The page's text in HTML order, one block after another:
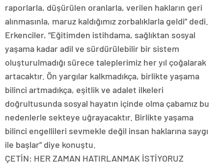
raporlarla, düşürülen oranlarla, verilen hakların geri
alınmasınla, maruz kaldığımız zorbalıklarla geldi” dedi.
Erkenciler, “Eğitimden istihdama, sağlıktan sosyal
yaşama kadar adil ve sürdürülebilir bir sistem
oluşturulmadığı sürece taleplerimiz her yıl çoğalarak
artacaktır. Ön yargılar kalkmadıkça, birlikte yaşama
bilinci artmadıkça, eşitlik ve adalet ilkeleri
doğrultusunda sosyal hayatın içinde olma çabamız bu
nedenlerle sekteye uğrayacaktır. Birlikte yaşama
bilinci engellileri sevmekle değil insan haklarına saygı
ile başlar” diye konuştu.
ÇETİN: HER ZAMAN HATIRLANMAK İSTİYORUZ